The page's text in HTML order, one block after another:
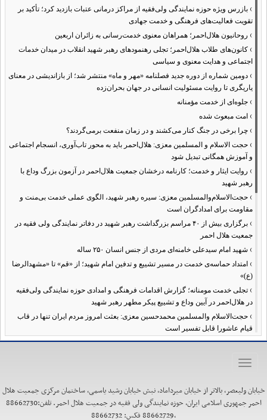
› بازرس ویژه حوزه نمایندگی ولی‌فقیه از مراکز درمانی عتبات بازدید کرد؛ تأکید بر
تقویت فعالیت‌های فرهنگی و خدمت جهادی
› روحانیون هلال‌احمر؛ همراهان معنوی خدمت‌رسانی به زائران اربعین
› کانون‌های طلاب هلال‌احمر؛ تجلی رهنمودهای رهبر شهید انقلاب در میدان خدمات
اجتماعی و هدایت معنوی و سیاسی
› دومین شماره از دوره جدید فصلنامه «مهر و ماه» منتشر شد؛ از بازاندیشی در معنای
یاریگری تا روایت مسئولیت انسانی در جهان بحران‌زده
› جلوه‌ای از خدمت مؤمنانه
› امت مبعوث شده
› چرا برخی در جنگ کنار می‌کشند و در زمان منفعت برمی‌گردند؟
› حجت الاسلام و المسلمین معزی: هلال‌احمر باید به محور تاب‌آوری، انسجام اجتماعی
و آموزش همگانی تبدیل شود
› روایت ایثار و خدمت؛ کارنامه درخشان جمعیت هلال‌احمر در آزمون بزرگ وداع با
رهبر شهید
› حجت‌الاسلام‌والمسلمین معزی: سیره رهبر شهید، الگوی عملی خدمت بی‌منت و
مقاومت برای امدادگران است
›
برگزاری بیش از ۴۰ مراسم بزرگداشت رهبر شهید در دفاتر نمایندگی ولی فقیه در
جمعیت هلال احمر
› شهید امام سیدعلی خامنه‌ای مردی از جنس انسان ۲۵۰ ساله
› امتداد حماسه‌ی خدمت در مسیر تشییع و تدفین امام شهید؛ از «قم» تا «مشهدالرضا
(ع)»
› تجلی خدمت مومنانه؛ گزارش اقدامات فرهنگی و امدادی حوزه نمایندگی ولی‌فقیه
در هلال‌احمر در آیین وداع و تشییع پیکر مطهر رهبر شهید
› حجت‌الاسلام والمسلمین محمدحسین معزی: بعثت امروز مردم ایران تنها در قاب
قیام عاشورا قابل تفسیر است
›آمادگی همه‌جانبه معاونت فرهنگی حوزه نمایندگی ولی‌فقیه هلال‌احمر برای
›طنین نوای حسینی در ساختمان صلح؛ ویژه‌برنامه‌های عزاداری دهه اول محرم در
› نماینده ولی‌فقیه در هلال‌احمر: حراست اثرگذار، پشتوانه سرمایه اجتماعی است /
هدف حکومت اسلامی، ساخت جامعه‌ای برای «خلیفه‌الله» شدن انسان‌هاست
Toggle
خیابان ولیعصر، بالاتر از خیابان میرداماد، نبش خیابان رشید یاسمی، ساختمان مرکزی جمعیت هلال
احمر جمهوری اسلامی ایران، حوزه نمایندگی ولی فقیه در جمعیت هلال احمر. تلفن:88662730
،88662729 فکس: 88662732